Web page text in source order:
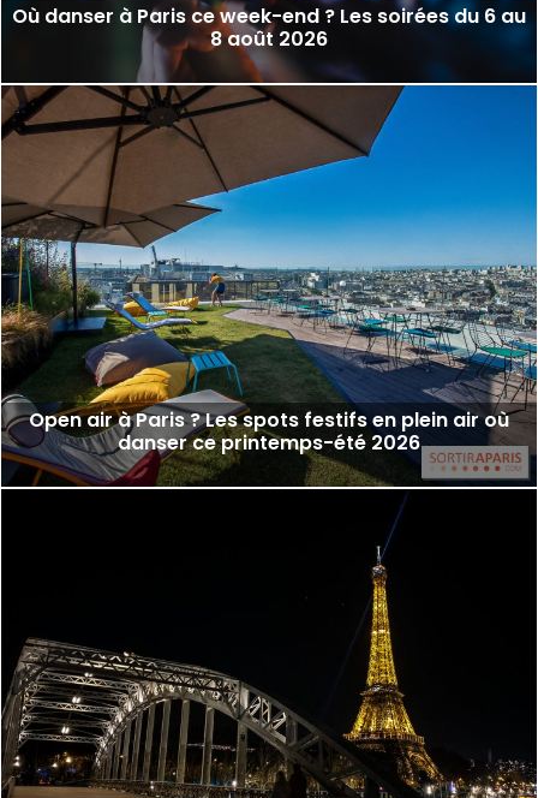
Où danser à Paris ce week-end ? Les soirées du 6 au
8 août 2026
Open air à Paris ? Les spots festifs en plein air où
danser ce printemps-été 2026